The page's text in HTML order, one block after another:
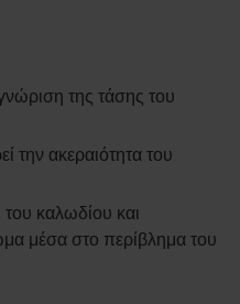
της τάσης του
την ακεραιότητα του
καλωδίου και
μέσα στο περίβλημα του